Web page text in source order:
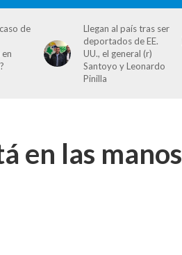
de
Llegan al país tras ser
deportados de EE.
UU., el general (r)
Santoyo y Leonardo
Pinilla
en las manos